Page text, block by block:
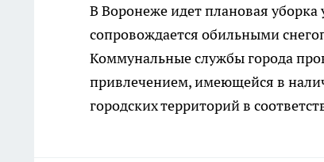
В Воронеже идет плановая
сопровождается обильными
Коммунальные службы города
привлечением, имеющейся в
городских территорий в